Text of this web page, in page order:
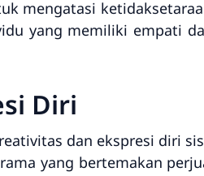
mengatasi
yang memiliki empati
Diri
dan ekspresi diri
yang bertemakan